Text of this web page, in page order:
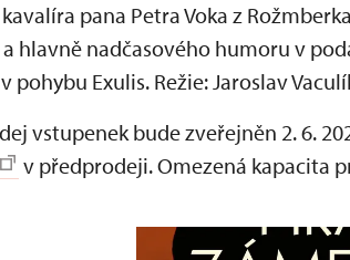
pana Petra Voka z
hlavně nadčasového humoru v
pohybu Exulis. Režie: Jaroslav
vstupenek bude zveřejněn 2. 6.
v předprodeji. Omezená kapacita